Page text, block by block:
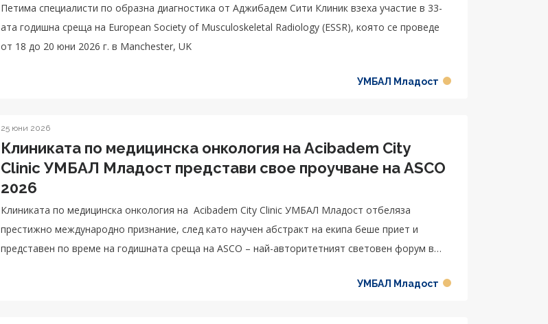
Петима специалисти по образна диагностика от Аджибадем Сити Клиник взеха участие в 33-
ата годишна среща на European Society of Musculoskeletal Radiology (ESSR), която се проведе
от 18 до 20 юни 2026 г. в Manchester, UK
УМБАЛ Младост
25 юни 2026
Клиниката по медицинска онкология на Acibadem City
Clinic УМБАЛ Младост представи свое проучване на ASCO
2026
Клиниката по медицинска онкология на Acibadem City Clinic УМБАЛ Младост отбеляза
престижно международно признание, след като научен абстракт на екипа беше приет и
представен по време на годишната среща на ASCO – най-авторитетният световен форум в
УМБАЛ Младост